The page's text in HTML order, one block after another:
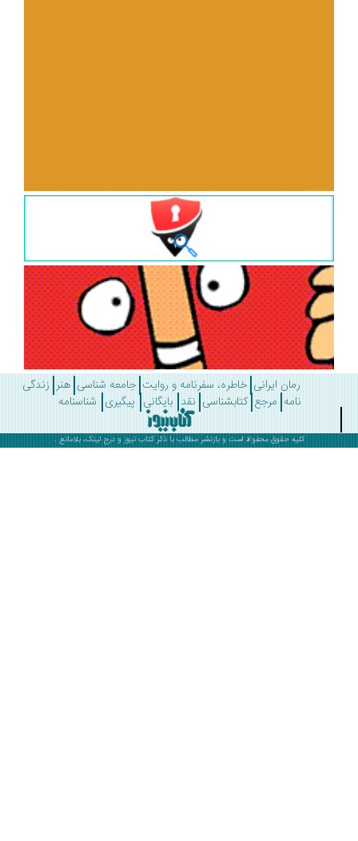
رمان ایرانی خاطره، سفرنامه و روایت جامعه شناسی هنر زندگی
مرجع کتابشناسی نقد بایگانی پیگیری شناسنامه
کلیه حقوق محفوظ است و بازنشر مطالب با ذکرکتاب نیوزو درج لینک، بلامانع .